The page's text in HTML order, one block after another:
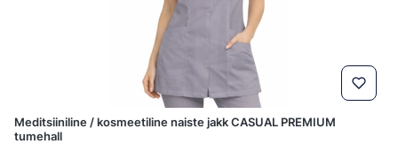
Meditsiiniline / kosmeetiline naiste jakk CASUAL PREMIUM
tumehall